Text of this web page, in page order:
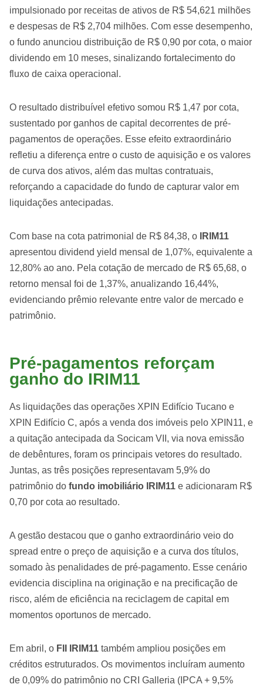
impulsionado por receitas de ativos de R$ 54,621 milhões
e despesas de R$ 2,704 milhões. Com esse desempenho,
o fundo anunciou distribuição de R$ 0,90 por cota, o maior
dividendo em 10 meses, sinalizando fortalecimento do
fluxo de caixa operacional.
O resultado distribuível efetivo somou R$ 1,47 por cota,
sustentado por ganhos de capital decorrentes de pré-
pagamentos de operações. Esse efeito extraordinário
refletiu a diferença entre o custo de aquisição e os valores
de curva dos ativos, além das multas contratuais,
reforçando a capacidade do fundo de capturar valor em
liquidações antecipadas.
Com base na cota patrimonial de R$ 84,38, o
IRIM11
apresentou dividend yield mensal de 1,07%, equivalente a
12,80% ao ano. Pela cotação de mercado de R$ 65,68, o
retorno mensal foi de 1,37%, anualizando 16,44%,
evidenciando prêmio relevante entre valor de mercado e
patrimônio.
Pré-pagamentos reforçam
ganho do IRIM11
As liquidações das operações XPIN Edifício Tucano e
XPIN Edifício C, após a venda dos imóveis pelo XPIN11, e
a quitação antecipada da Socicam VII, via nova emissão
de debêntures, foram os principais vetores do resultado.
Juntas, as três posições representavam 5,9% do
patrimônio do fundo imobiliário IRIM11 e adicionaram R$
0,70 por cota ao resultado.
A gestão destacou que o ganho extraordinário veio do
spread entre o preço de aquisição e a curva dos títulos,
somado às penalidades de pré-pagamento. Esse cenário
evidencia disciplina na originação e na precificação de
risco, além de eficiência na reciclagem de capital em
momentos oportunos de mercado.
Em abril, o FII IRIM11 também ampliou posições em
créditos estruturados. Os movimentos incluíram aumento
de 0,09% do patrimônio no CRI Galleria (IPCA + 9,5%